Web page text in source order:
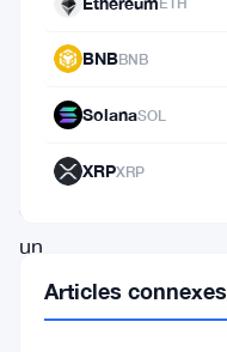
font
pas.
société
crée
un
bouton
BNBBNB
SolanaSOL
XRPXRP
Articles connexes